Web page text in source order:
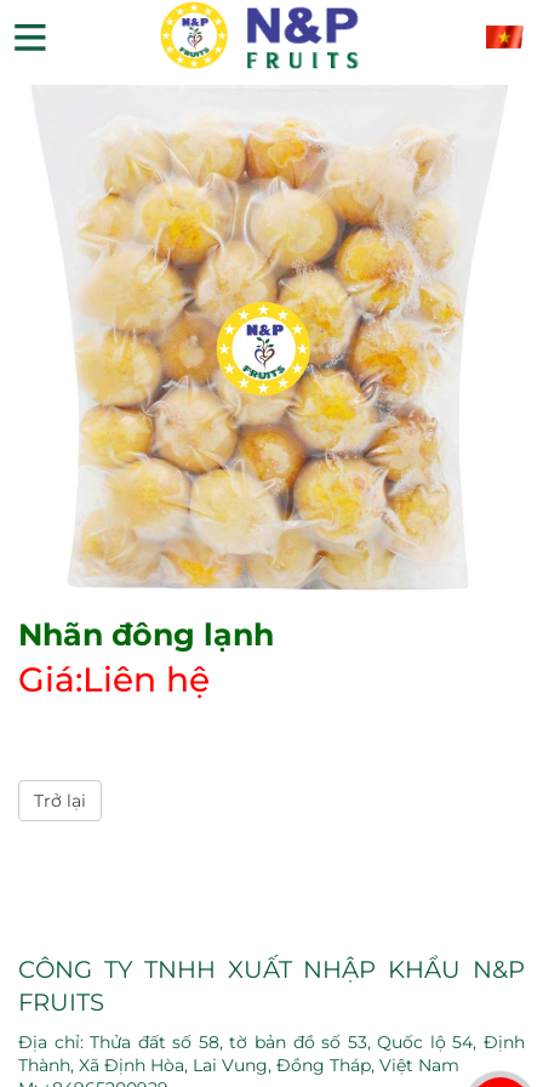
Nhãn đông lạnh
Giá:Liên hệ
Trở lại
CÔNG TY TNHH XUẤT NHẬP KHẨU N&P
FRUITS
Địa chỉ: Thửa đất số 58, tờ bản đồ số 53, Quốc lộ 54, Định
Thành, Xã Định Hòa, Lai Vung, Đồng Tháp, Việt Nam